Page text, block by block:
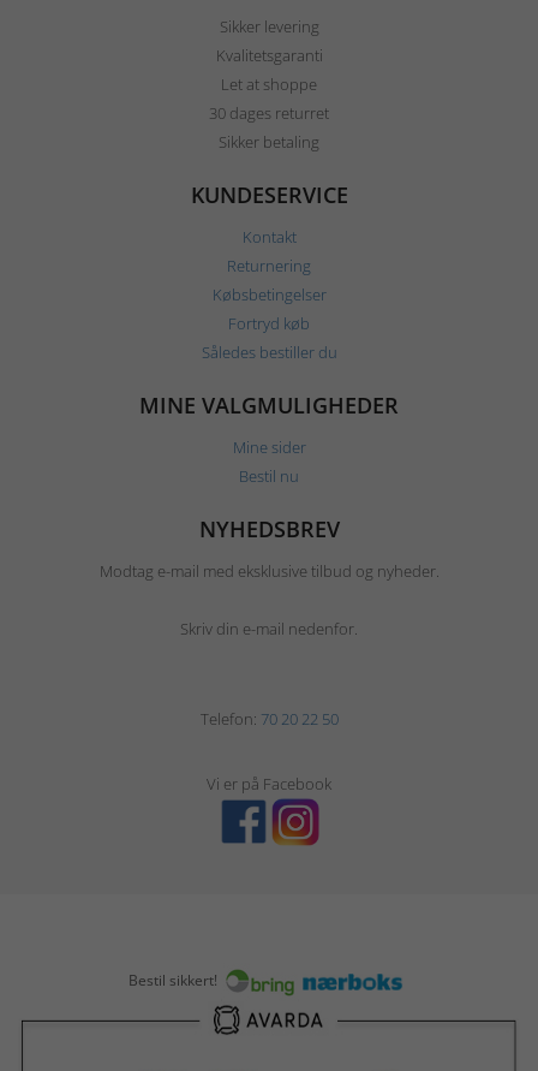
Sikker levering
Kvalitetsgaranti
Let at shoppe
30 dages returret
Sikker betaling
KUNDESERVICE
Kontakt
Returnering
Købsbetingelser
Fortryd køb
Således bestiller du
MINE VALGMULIGHEDER
Mine sider
Bestil nu
NYHEDSBREV
Modtag e-mail med eksklusive tilbud og nyheder.
Skriv din e-mail nedenfor.
Telefon: 70 20 22 50
Vi er på Facebook
Bestil sikkert!